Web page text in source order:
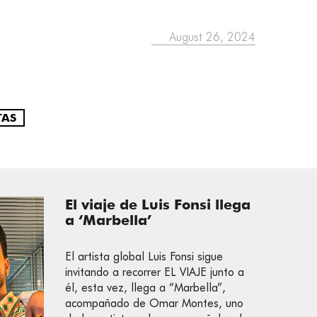
August 26, 2024
El viaje de Luis Fonsi llega
a ‘Marbella’
El artista global Luis Fonsi sigue
invitando a recorrer EL VIAJE junto a
él, esta vez, llega a “Marbella”,
acompañado de Omar Montes, uno